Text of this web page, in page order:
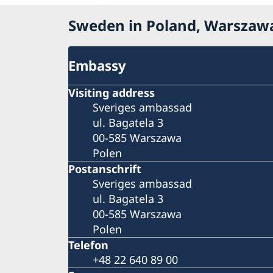
Sweden in Poland,
Embassy
Visiting address
Sveriges ambassad
ul. Bagatela 3
00-585 Warszawa
Polen
Postanschrift
Sveriges ambassad
ul. Bagatela 3
00-585 Warszawa
Polen
Telefon
+48 22 640 89 00